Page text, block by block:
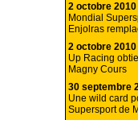
2 octobre 2010
Mondial
Enjolras
2 octobre 2010
Up Racing
Magny Cours
30 septembre
Une wild card
Supersport de